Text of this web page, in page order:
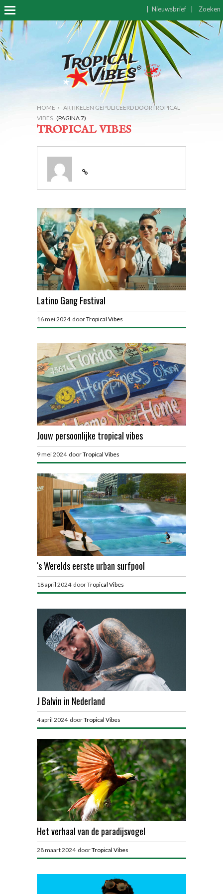
Nieuwsbrief Zoeken
HOME
ARTIKELEN GEPULICEERD DOORTROPICAL
VIBES (PAGINA 7)
TROPICAL VIBES
Latino Gang Festival
16 mei 2024 doorTropical Vibes
Jouw persoonlijke tropical vibes
9 mei 2024 doorTropical Vibes
‘s Werelds eerste urban surfpool
18 april 2024 doorTropical Vibes
J Balvin in Nederland
4 april 2024 doorTropical Vibes
Het verhaal van de paradijsvogel
28 maart 2024 doorTropical Vibes